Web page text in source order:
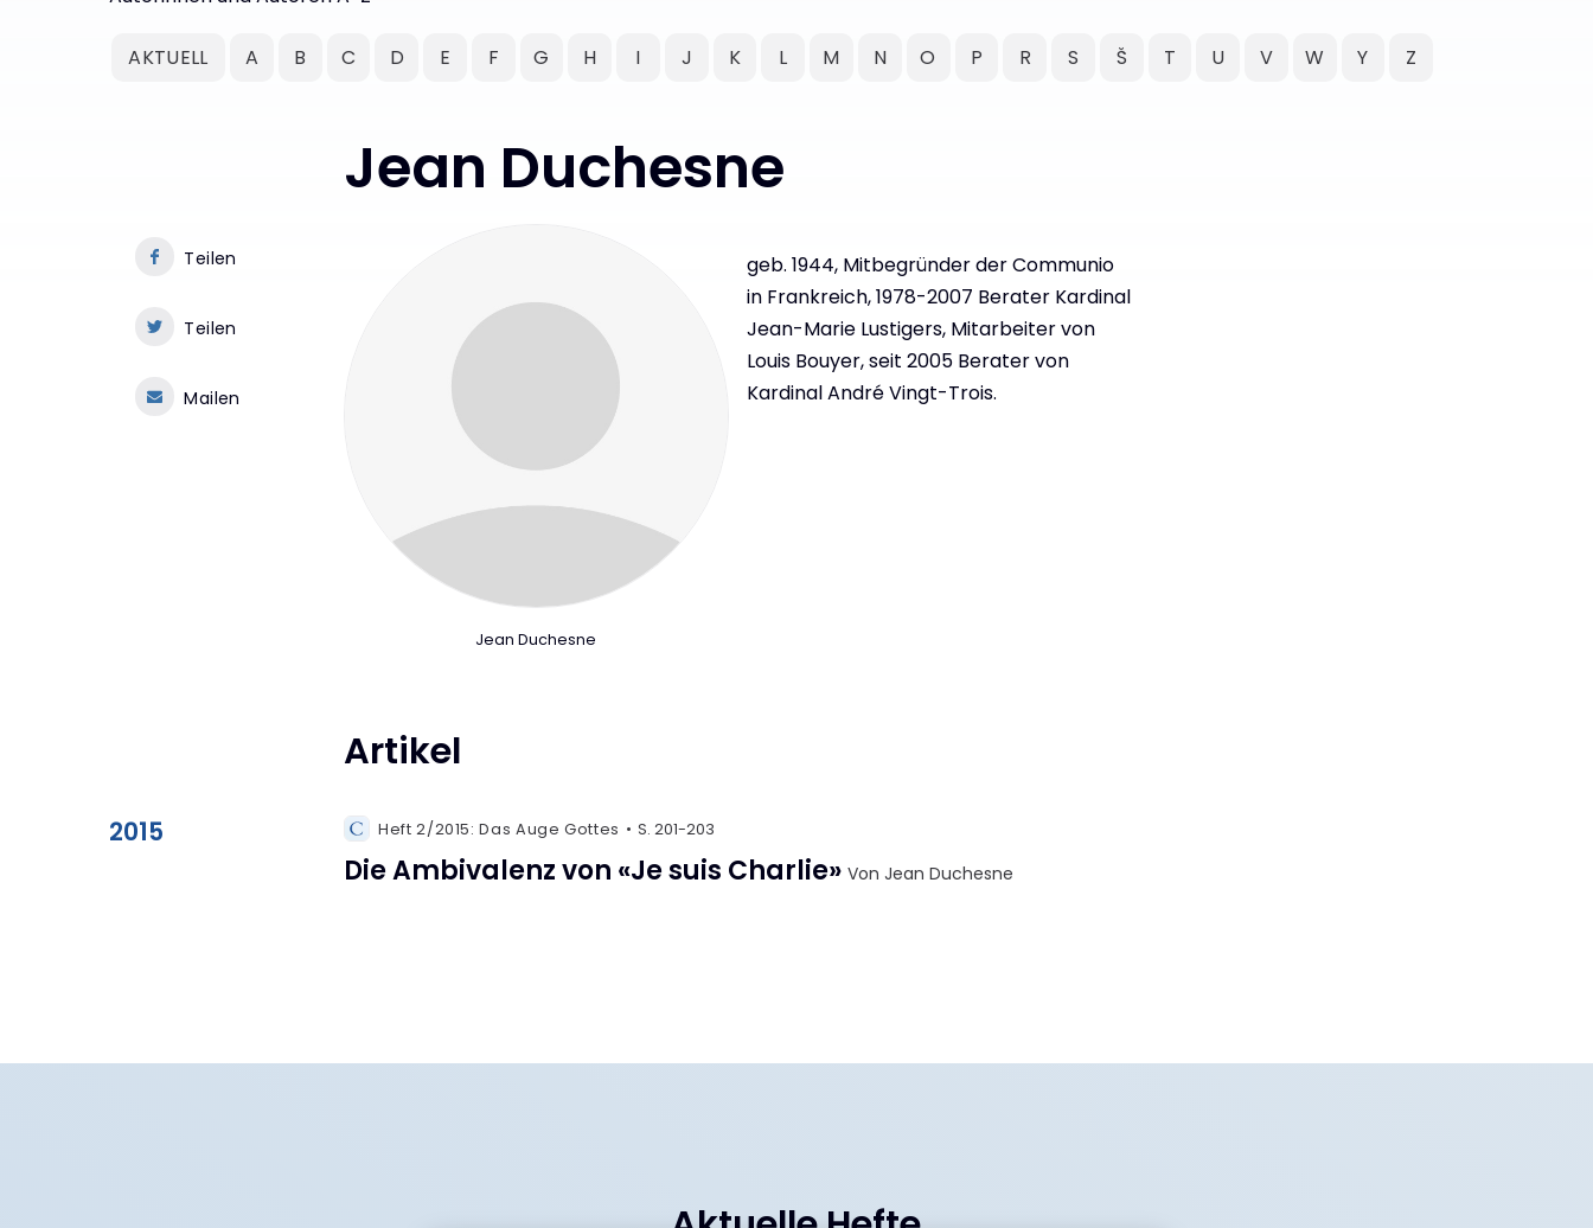
AKTUELL A B C D E F G H I J K L M N O P R S Š T U V W Y Z
Jean Duchesne
Jean Duchesne
geb. 1944, Mitbegründer der Communio
in Frankreich, 1978-2007 Berater Kardinal
Jean-Marie Lustigers, Mitarbeiter von
Louis Bouyer, seit 2005 Berater von
Kardinal André Vingt-Trois.
Teilen
Teilen
Mailen
Artikel
2015 Heft 2/2015: Das Auge Gottes S. 201-203
Die Ambivalenz von «Je suis Charlie» Von Jean Duchesne